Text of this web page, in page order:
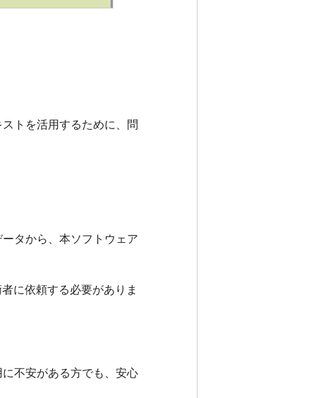
トを活用するために、問
タから、本ソフトウェア
に依頼する必要がありま
不安がある方でも、安心